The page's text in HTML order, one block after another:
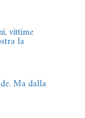
vittime
la
Ma dalla